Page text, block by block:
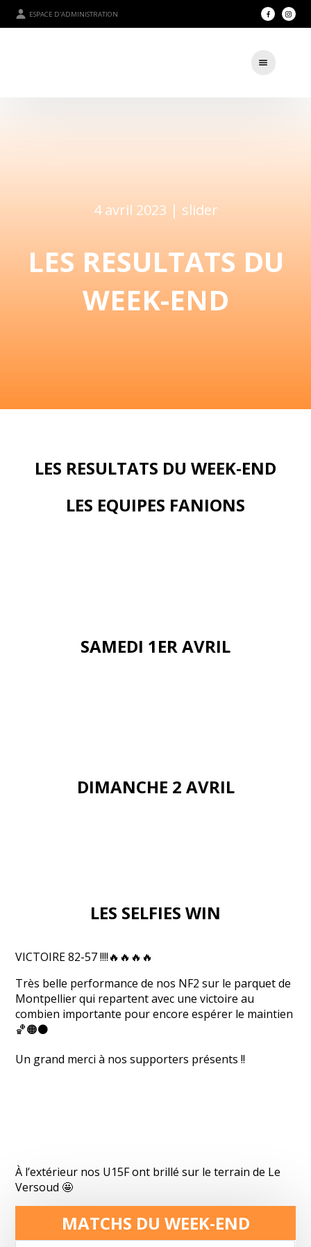
ESPACE D'ADMINISTRATION
4 avril 2023 | slider
LES RESULTATS DU
WEEK-END
LES RESULTATS DU WEEK-END
LES EQUIPES FANIONS
SAMEDI 1ER AVRIL
DIMANCHE 2 AVRIL
LES SELFIES WIN
VICTOIRE 82-57 !!!!🔥🔥🔥🔥
Très belle performance de nos NF2 sur le parquet de
Montpellier qui repartent avec une victoire au
combien importante pour encore espérer le maintien
🏀🟠⚫️
Un grand merci à nos supporters présents !!
À l’extérieur nos U15F ont brillé sur le terrain de Le
Versoud 🤩
MATCHS DU WEEK-END